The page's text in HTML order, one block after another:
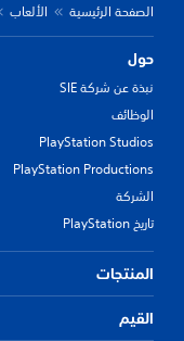
الصفحة الرئيسية الألعاب
حول
نبذة عن شركة SIE
الوظائف
PlayStation Studios
PlayStation Productions
الشركة
تاريخ PlayStation
المنتجات
القيم